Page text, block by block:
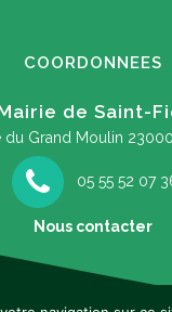
COORDONNEES
de Saint-
du Grand Moulin
05 55 52 07
Nous contacter